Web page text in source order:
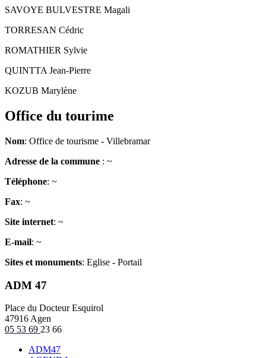
SAVOYE BULVESTRE Magali
TORRESAN Cédric
ROMATHIER Sylvie
QUINTTA Jean-Pierre
KOZUB Marylène
Office du tourime
Nom: Office de tourisme - Villebramar
Adresse de la commune : ~
Téléphone: ~
Fax: ~
Site internet: ~
E-mail: ~
Sites et monuments: Eglise - Portail
ADM 47
Place du Docteur Esquirol
47916 Agen
05 53 69 23 66
ADM47